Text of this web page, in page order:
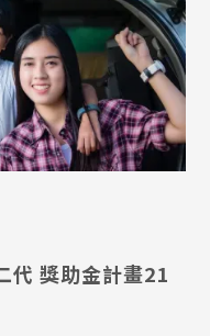
代 獎助金計畫21